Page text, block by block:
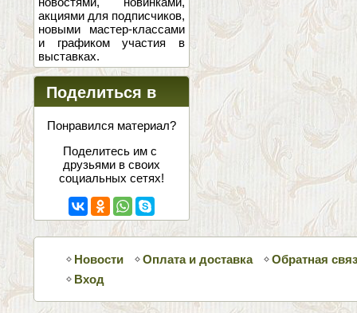
акциями для подписчиков,
новыми мастер-классами
и графиком участия в
выставках.
Поделиться в
соцсетях
Понравился материал?
Поделитесь им с
друзьями в своих
социальных сетях!
Новости Оплата и доставка
Обратная
Вход